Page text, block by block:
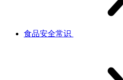
食品安全常识